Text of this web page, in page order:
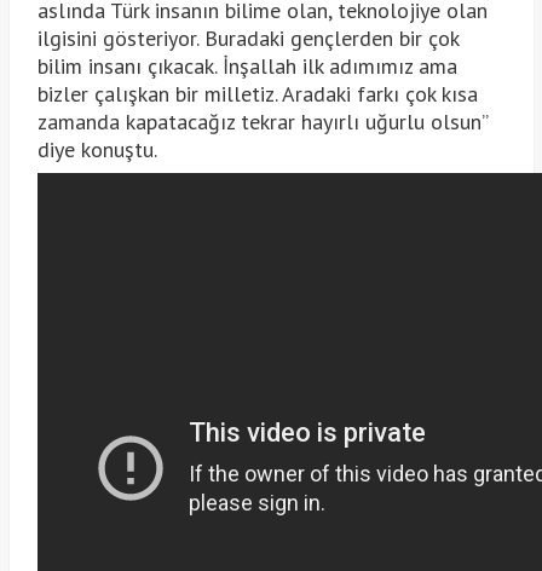
aslında Türk insanın bilime olan, teknolojiye olan
ilgisini gösteriyor. Buradaki gençlerden bir çok
bilim insanı çıkacak. İnşallah ilk adımımız ama
bizler çalışkan bir milletiz. Aradaki farkı çok kısa
zamanda kapatacağız tekrar hayırlı uğurlu olsun”
diye konuştu.